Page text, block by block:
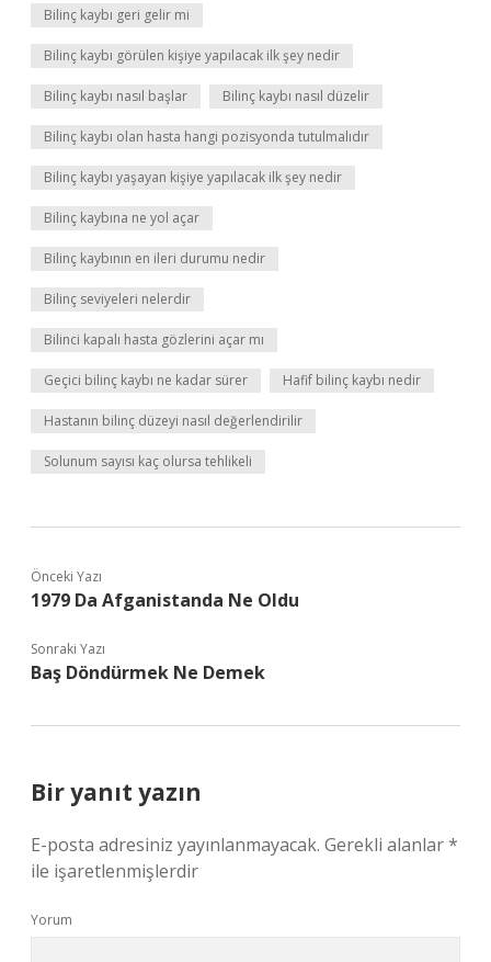
Bilinç kaybı geri gelir mi
Bilinç kaybı görülen kişiye yapılacak ilk şey nedir
Bilinç kaybı nasıl başlar Bilinç kaybı nasıl düzelir
Bilinç kaybı olan hasta hangi pozisyonda tutulmalıdır
Bilinç kaybı yaşayan kişiye yapılacak ilk şey nedir
Bilinç kaybına ne yol açar
Bilinç kaybının en ileri durumu nedir
Bilinç seviyeleri nelerdir
Bilinci kapalı hasta gözlerini açar mı
Geçici bilinç kaybı ne kadar sürer Hafif bilinç kaybı nedir
Hastanın bilinç düzeyi nasıl değerlendirilir
Solunum sayısı kaç olursa tehlikeli
Önceki Yazı
1979 Da Afganistanda Ne Oldu
Sonraki Yazı
Baş Döndürmek Ne Demek
Bir yanıt yazın
E-posta adresiniz yayınlanmayacak. Gerekli alanlar*
ile işaretlenmişlerdir
Yorum